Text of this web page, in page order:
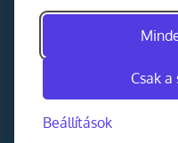
Csak a
Beállítások